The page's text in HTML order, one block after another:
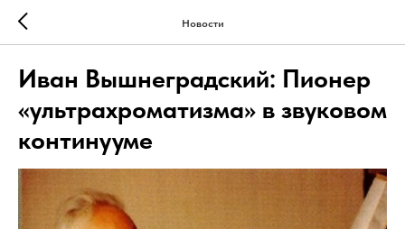
Новости
Иван Вышнеградский: Пионер
«ультрахроматизма» в звуковом
континууме